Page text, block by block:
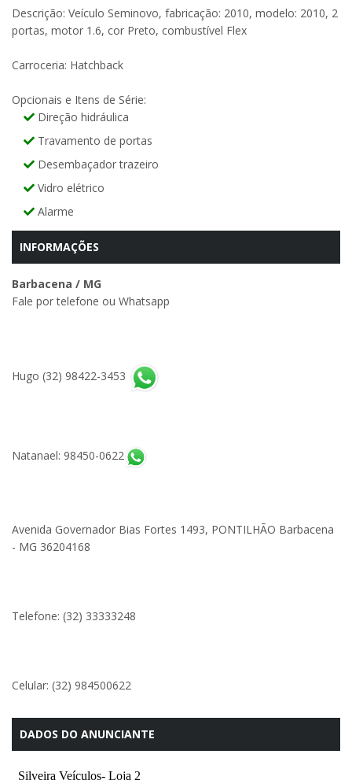
Descrição: Veículo Seminovo, fabricação: 2010, modelo: 2010, 2
portas, motor 1.6, cor Preto, combustível Flex
Carroceria: Hatchback
Opcionais e Itens de Série:
Direção hidráulica
Travamento de portas
Desembaçador trazeiro
Vidro elétrico
Alarme
INFORMAÇÕES
Barbacena / MG
Fale por telefone ou Whatsapp
Hugo (32) 98422-3453
Natanael: 98450-0622
Avenida Governador Bias Fortes 1493, PONTILHÃO Barbacena
- MG 36204168
Telefone: (32) 33333248
Celular: (32) 984500622
DADOS DO ANUNCIANTE